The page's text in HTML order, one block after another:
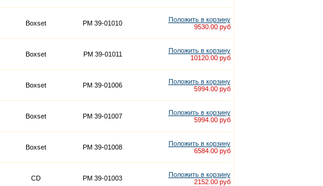
Boxset PM 39-01010
Положить в корзину
9530.00 руб
Boxset PM 39-01011
Положить в корзину
10120.00 руб
Boxset PM 39-01006
Положить в корзину
5994.00 руб
Boxset PM 39-01007
Положить в корзину
5994.00 руб
Boxset PM 39-01008
Положить в корзину
6584.00 руб
CD PM 39-01003
Положить в корзину
2152.00 руб